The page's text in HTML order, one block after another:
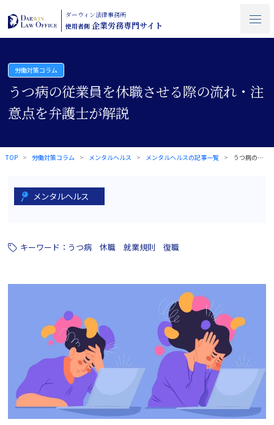
ダーウィン法律事務所
使用者側 企業労務専門サイト
労働対策コラム
うつ病の従業員を休職させる際の流れ・注
意点を弁護士が解説
TOP 労働対策コラム メンタルヘルス メンタルヘルスの記事一覧 うつ病の従業員を休職させる際の流れ・注意…
メンタルヘルス
キーワード： うつ病 休職 就業規則 復職